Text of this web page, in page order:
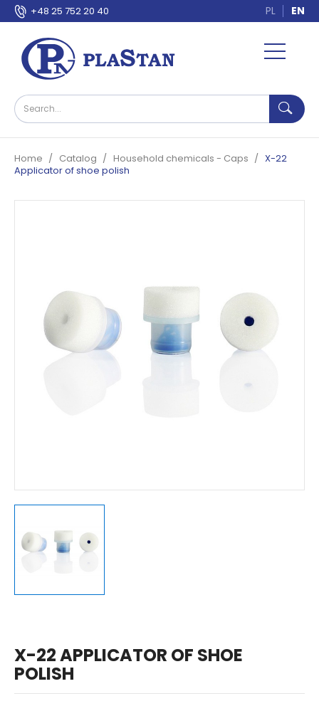
+48 25 752 20 40 PL EN
Home Catalog Household chemicals - Caps
X-22
Applicator of shoe polish
X-22 APPLICATOR OF SHOE
POLISH